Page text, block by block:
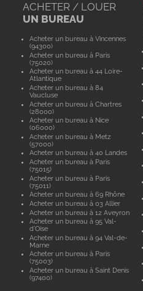
ACHETER / LOUER
UN BUREAU
Acheter un bureau à Vincennes
(94300)
Acheter un bureau à Paris
(75020)
Acheter un bureau à 44 Loire-
Atlantique
Acheter un bureau à 84
Vaucluse
Acheter un bureau à Chartres
(28000)
Acheter un bureau à Nice
(06000)
Acheter un bureau à Metz
(57000)
Acheter un bureau à 40 Landes
Acheter un bureau à Paris
(75015)
Acheter un bureau à Paris
(75011)
Acheter un bureau à 69 Rhône
Acheter un bureau à 03 Allier
Acheter un bureau à 12 Aveyron
Acheter un bureau à 95 Val-
d'Oise
Acheter un bureau à 94 Val-de-
Marne
Acheter un bureau à Paris
(75003)
Acheter un bureau à Saint Denis
(97400)